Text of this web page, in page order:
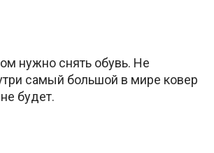
нужно снять обувь. Не
самый большой в мире ковер
будет.